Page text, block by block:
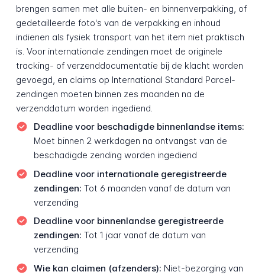
brengen samen met alle buiten- en binnenverpakking, of
gedetailleerde foto's van de verpakking en inhoud
indienen als fysiek transport van het item niet praktisch
is. Voor internationale zendingen moet de originele
tracking- of verzenddocumentatie bij de klacht worden
gevoegd, en claims op International Standard Parcel-
zendingen moeten binnen zes maanden na de
verzenddatum worden ingediend.
Deadline voor beschadigde binnenlandse items:
Moet binnen 2 werkdagen na ontvangst van de
beschadigde zending worden ingediend
Deadline voor internationale geregistreerde
zendingen: Tot 6 maanden vanaf de datum van
verzending
Deadline voor binnenlandse geregistreerde
zendingen: Tot 1 jaar vanaf de datum van
verzending
Wie kan claimen (afzenders): Niet-bezorging van